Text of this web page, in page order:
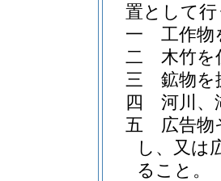
置として
一
工作物
二
木竹を
三
鉱物を
四
河川、
五
広告
し、又は
ること。